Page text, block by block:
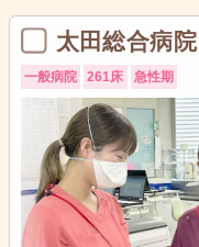
太田総合病院
一般病院 261床 急性期